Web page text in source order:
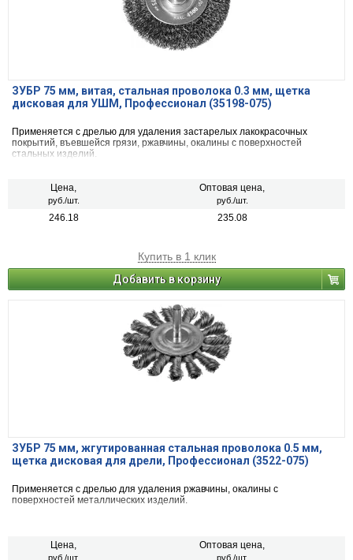
ЗУБР 75 мм, витая, стальная проволока 0.3 мм, щетка
дисковая для УШМ, Профессионал (35198-075)
Применяется с дрелью для удаления застарелых лакокрасочных
покрытий, въевшейся грязи, ржавчины, окалины с поверхностей
стальных изделий.
Цена,
руб./шт.
Оптовая цена,
руб./шт.
246.18 235.08
Купить в 1 клик
Добавить в корзину
ЗУБР 75 мм, жгутированная стальная проволока 0.5 мм,
щетка дисковая для дрели, Профессионал (3522-075)
Применяется с дрелью для удаления ржавчины, окалины с
поверхностей металлических изделий.
Цена,
руб./шт.
Оптовая цена,
руб./шт.